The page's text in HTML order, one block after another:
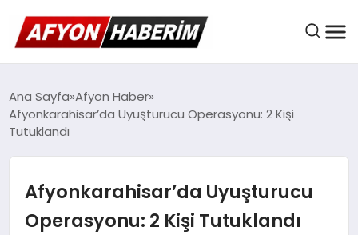
AFYON HABER
GÜNDEM
BELEDIYELER
Ana Sayfa Afyon Haber
Afyonkarahisar’da Uyuşturucu Operasyonu: 2 Kişi
Tutuklandı
Afyonkarahisar’da Uyuşturucu
Operasyonu: 2 Kişi Tutuklandı